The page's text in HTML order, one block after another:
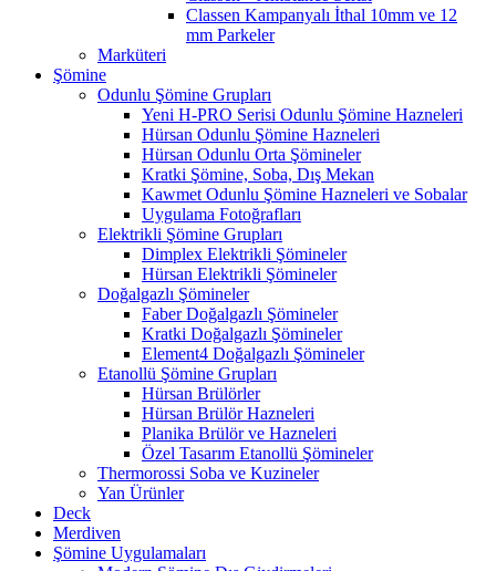
Classen Kampanyalı İthal 10mm ve 12
mm Parkeler
Marküteri
Şömine
Odunlu Şömine Grupları
Yeni H-PRO Serisi Odunlu Şömine Hazneleri
Hürsan Odunlu Şömine Hazneleri
Hürsan Odunlu Orta Şömineler
Kratki Şömine, Soba, Dış Mekan
Kawmet Odunlu Şömine Hazneleri ve Sobalar
Uygulama Fotoğrafları
Elektrikli Şömine Grupları
Dimplex Elektrikli Şömineler
Hürsan Elektrikli Şömineler
Doğalgazlı Şömineler
Faber Doğalgazlı Şömineler
Kratki Doğalgazlı Şömineler
Element4 Doğalgazlı Şömineler
Etanollü Şömine Grupları
Hürsan Brülörler
Hürsan Brülör Hazneleri
Planika Brülör ve Hazneleri
Özel Tasarım Etanollü Şömineler
Thermorossi Soba ve Kuzineler
Yan Ürünler
Deck
Merdiven
Şömine Uygulamaları